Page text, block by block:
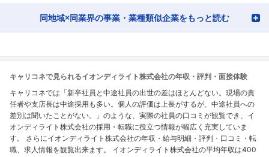
同地域×同業界の事業・業種類似企業をもっと読む
キャリコネで見られるイオンディライト株式会社の年収・評判・面接体験
キャリコネでは「新卒社員と中途社員の出世の差はほとんどない。現場の責
任者や支店長は中途採用も多い。個人の評価は上長がするが、中途社員への
差別は聞いたことがない。」のような、実際の社員の口コミが観覧でき、イ
オンディライト株式会社の採用・転職に役立つ情報が幅広く充実していま
す。 さらにイオンディライト株式会社の年収・給与明細・評判・口コミ・転
職、求人情報を観覧出来ます。 イオンディライト株式会社の平均年収は400